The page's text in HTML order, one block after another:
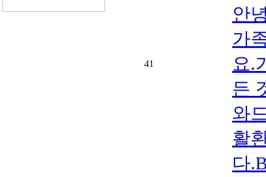
41
안
가
요.
든
와
활
다